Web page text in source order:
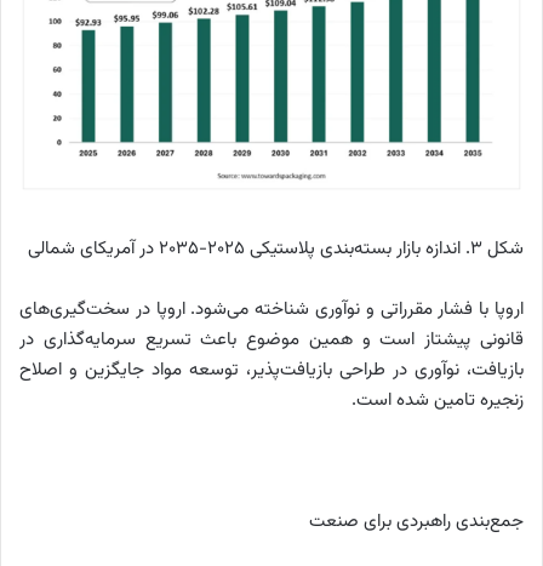
شکل 3. اندازه بازار بسته‌بندی پلاستیکی 2025-2035 در آمریکای شمالی
اروپا با فشار مقرراتی و نوآوری شناخته می‌شود. اروپا در سخت‌گیری‌های
قانونی پیشتاز است و همین موضوع باعث تسریع سرمایه‌گذاری در
بازیافت، نوآوری در طراحی بازیافت‌پذیر، توسعه مواد جایگزین و اصلاح
زنجیره تامین شده است.
جمع‌بندی راهبردی برای صنعت